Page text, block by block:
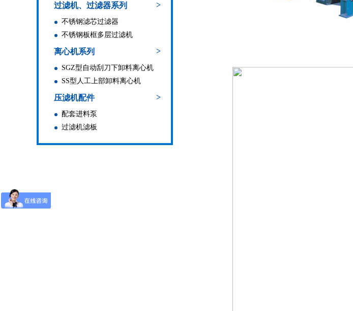
>
过滤机、过滤器系列
不锈钢滤芯过滤器
不锈钢板框多层过滤机
>
离心机系列
SGZ型自动刮刀下卸料离心机
SS型人工上部卸料离心机
>
压滤机配件
配套进料泵
过滤机滤板